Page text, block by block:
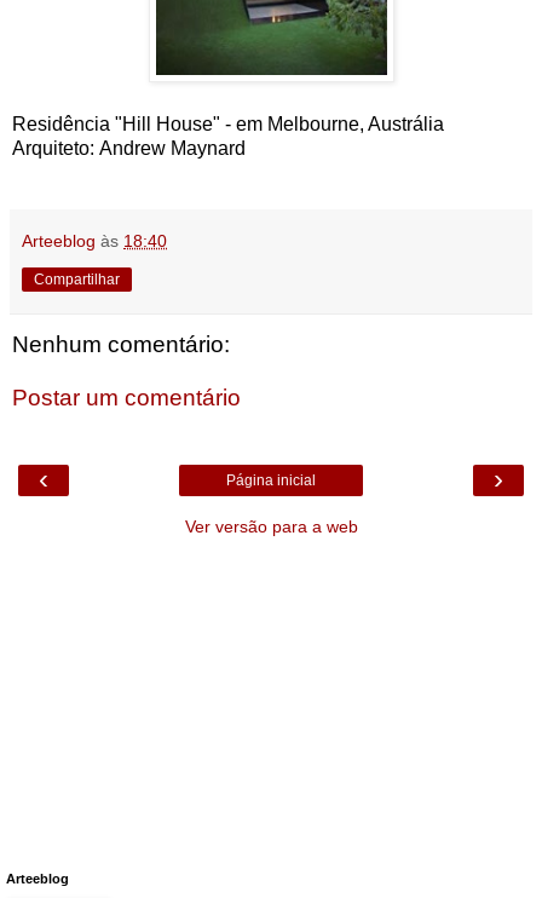
Residência "Hill House" - em Melbourne, Austrália
Arquiteto: Andrew Maynard
Arteeblog às 18:40
Compartilhar
Nenhum comentário:
Postar um comentário
‹ ›
Página inicial
Ver versão para a web
Arteeblog